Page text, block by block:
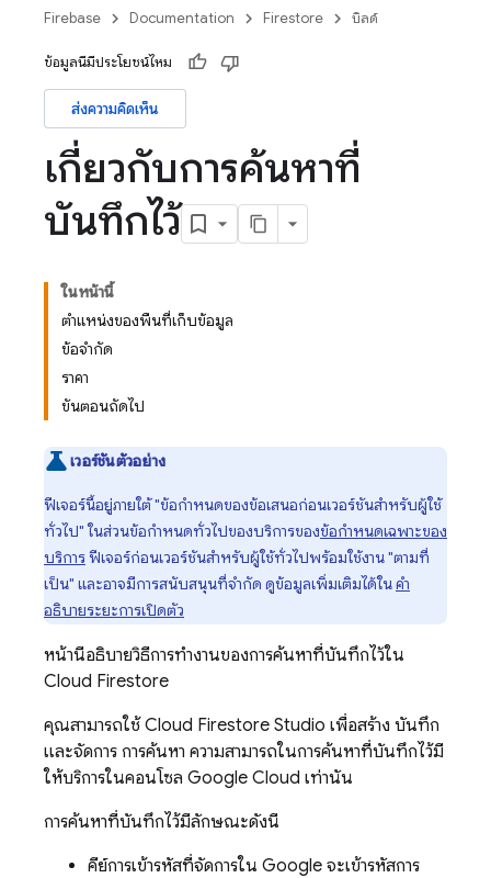
Firebase Documentation Firestore บิลด์
ข้อมูลนี้มีประโยชน์ไหม
ส่งความคิดเห็น
เกี่ยวกับการค้นหาที่
บันทึกไว้
ในหน้านี้
ตำแหน่งของพื้นที่เก็บข้อมูล
ข้อจำกัด
ราคา
ขั้นตอนถัดไป
เวอร์ชันตัวอย่าง
ฟีเจอร์นี้อยู่ภายใต้ "ข้อกำหนดของข้อเสนอก่อนเวอร์ชันสำหรับผู้ใช้
ทั่วไป" ในส่วนข้อกำหนดทั่วไปของบริการของข้อกำหนดเฉพาะของ
บริการฟีเจอร์ก่อนเวอร์ชันสำหรับผู้ใช้ทั่วไปพร้อมใช้งาน "ตามที่
เป็น" และอาจมีการสนับสนุนที่จำกัด ดูข้อมูลเพิ่มเติมได้ในคำ
อธิบายระยะการเปิดตัว
หน้านี้อธิบายวิธีการทำงานของการค้นหาที่บันทึกไว้ใน
Cloud Firestore
คุณสามารถใช้ Cloud Firestore Studio เพื่อสร้าง บันทึก
และจัดการ การค้นหา ความสามารถในการค้นหาที่บันทึกไว้มี
ให้บริการในคอนโซล Google Cloud เท่านั้น
การค้นหาที่บันทึกไว้มีลักษณะดังนี้
คีย์การเข้ารหัสที่จัดการใน Google จะเข้ารหัสการ